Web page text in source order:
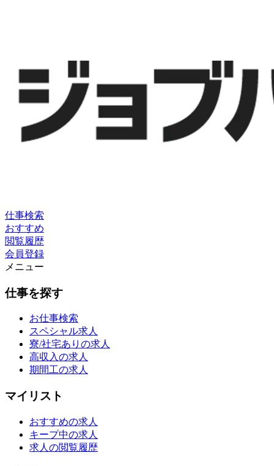
仕事検索
おすすめ
閲覧履歴
会員登録
メニュー
仕事を探す
お仕事検索
スペシャル求人
寮/社宅ありの求人
高収入の求人
期間工の求人
マイリスト
おすすめの求人
キープ中の求人
求人の閲覧履歴